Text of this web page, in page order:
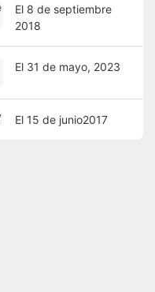
El 8 de septiembre
2018
El 31 de mayo, 2023
El 15 de junio2017